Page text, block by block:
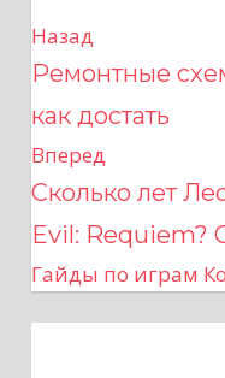
Н
в
и
г
Назад
Ремонтные
как достать
Вперед
Сколько лет
Evil: Requiem?
Гайды по играм